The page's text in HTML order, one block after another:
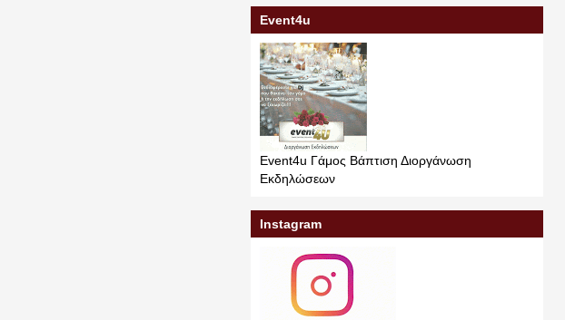
Event4u
Event4u Γάμος Βάπτιση Διοργάνωση
Εκδηλώσεων
Instagram